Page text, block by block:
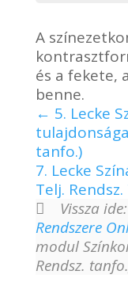
A
és a fekete,
benne.
5. Lecke
tanfo.)
7. Lecke
Telj.
Vissza
Rendszere
modul
Rendsz.